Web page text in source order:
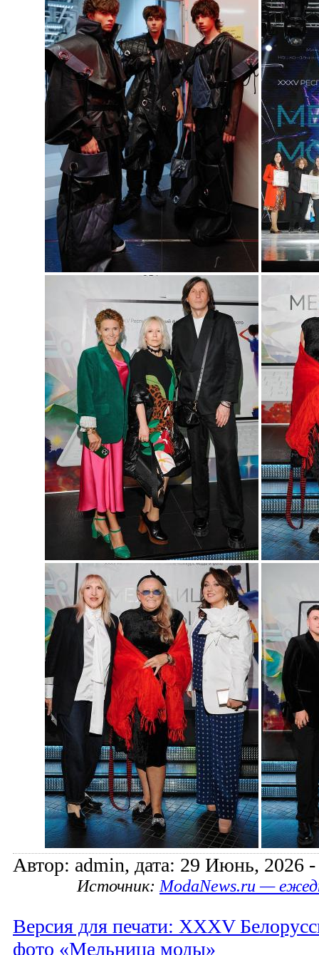
Автор: admin, дата: 29 Июнь, 2026
Источник:ModaNews.ru —
Версия для печати: XXXV
фото «Мельница моды»